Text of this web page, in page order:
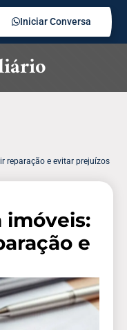
Iniciar Conversa
reparação e evitar prejuízos
imóveis:
e